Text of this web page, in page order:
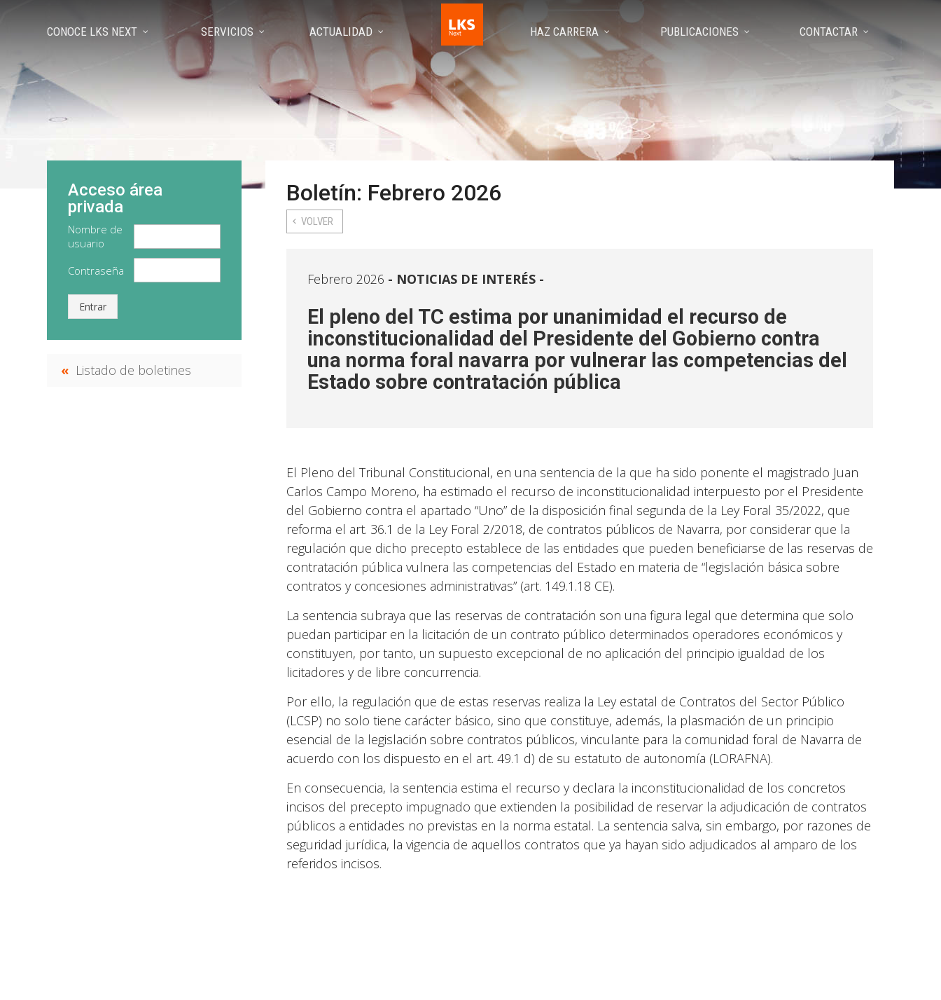
CONOCE LKS NEXT SERVICIOS ACTUALIDAD HAZ CARRERA PUBLICACIONES CONTACTAR
Boletín: Febrero 2026
VOLVER
Febrero 2026 NOTICIAS DE INTERÉS -
El pleno del TC estima por unanimidad el recurso de
inconstitucionalidad del Presidente del Gobierno contra
una norma foral navarra por vulnerar las competencias del
Estado sobre contratación pública
El Pleno del Tribunal Constitucional, en una sentencia de la que ha sido ponente el magistrado Juan
Carlos Campo Moreno, ha estimado el recurso de inconstitucionalidad interpuesto por el Presidente
del Gobierno contra el apartado “Uno” de la disposición final segunda de la Ley Foral 35/2022, que
reforma el art. 36.1 de la Ley Foral 2/2018, de contratos públicos de Navarra, por considerar que la
regulación que dicho precepto establece de las entidades que pueden beneficiarse de las reservas de
contratación pública vulnera las competencias del Estado en materia de “legislación básica sobre
contratos y concesiones administrativas” (art. 149.1.18 CE).
La sentencia subraya que las reservas de contratación son una figura legal que determina que solo
puedan participar en la licitación de un contrato público determinados operadores económicos y
constituyen, por tanto, un supuesto excepcional de no aplicación del principio igualdad de los
licitadores y de libre concurrencia.
Por ello, la regulación que de estas reservas realiza la Ley estatal de Contratos del Sector Público
(LCSP) no solo tiene carácter básico, sino que constituye, además, la plasmación de un principio
esencial de la legislación sobre contratos públicos, vinculante para la comunidad foral de Navarra de
acuerdo con los dispuesto en el art. 49.1 d) de su estatuto de autonomía (LORAFNA).
En consecuencia, la sentencia estima el recurso y declara la inconstitucionalidad de los concretos
incisos del precepto impugnado que extienden la posibilidad de reservar la adjudicación de contratos
públicos a entidades no previstas en la norma estatal. La sentencia salva, sin embargo, por razones de
seguridad jurídica, la vigencia de aquellos contratos que ya hayan sido adjudicados al amparo de los
referidos incisos.
Acceso área
privada
Nombre de
usuario
Contraseña
Entrar
Listado de boletines